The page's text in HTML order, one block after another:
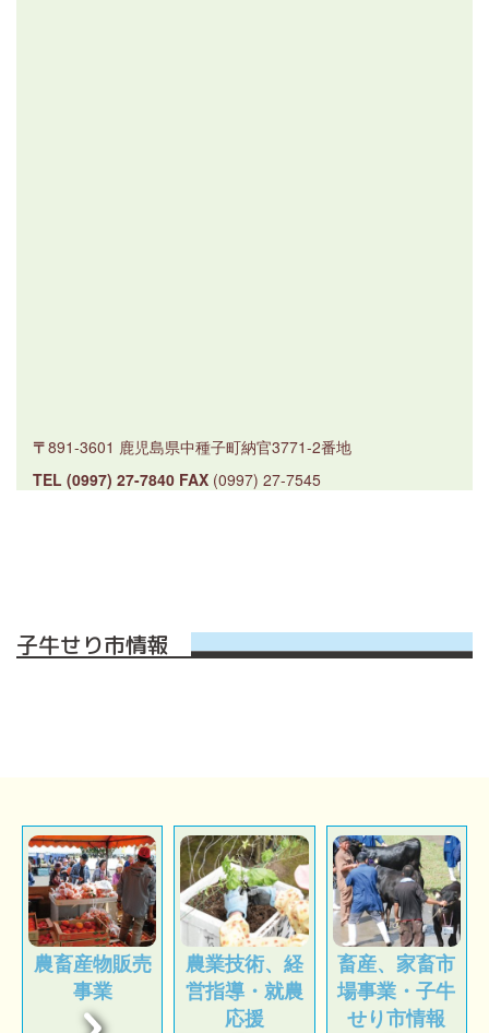
〒891-3601 鹿児島県中種子町納官3771-2番地
TEL (0997) 27-7840 FAX (0997) 27-7545
子牛せり市情報
農畜産物販売
事業
農業技術、経
営指導・就農
応援
畜産、家畜市
場事業・子牛
せり市情報